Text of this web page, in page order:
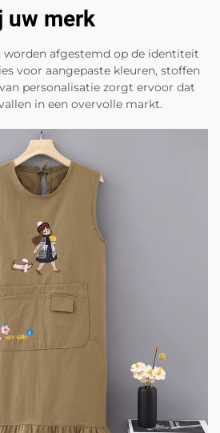
uw merk
worden afgestemd op de identiteit
voor aangepaste kleuren, stoffen
personalisatie zorgt ervoor dat
in een overvolle markt.